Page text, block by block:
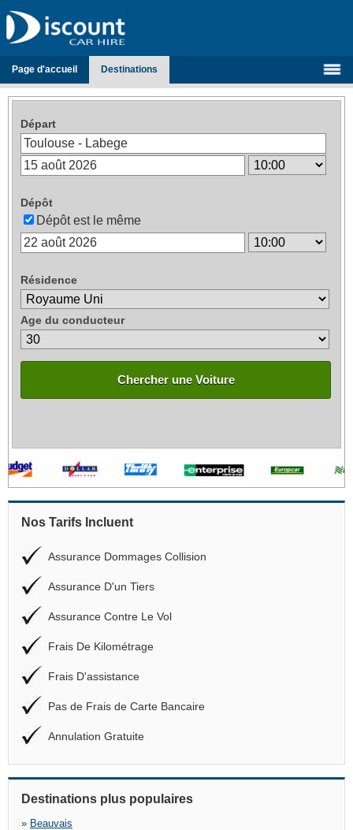
Page d'accueil Destinations
Départ
Dépôt
Dépôt est le même
Résidence
Age du conducteur
Chercher une Voiture
Nos Tarifs Incluent
Assurance Dommages Collision
Assurance D'un Tiers
Assurance Contre Le Vol
Frais De Kilométrage
Frais D'assistance
Pas de Frais de Carte Bancaire
Annulation Gratuite
Destinations plus populaires
» Beauvais